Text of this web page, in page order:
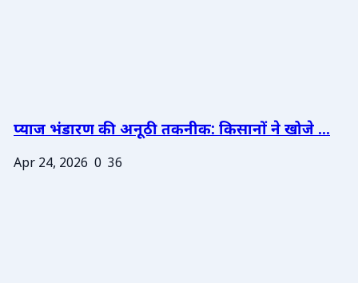
प्याज भंडारण की अनूठी तकनीक: किसानों ने खोजे ...
Apr 24, 2026 0 36